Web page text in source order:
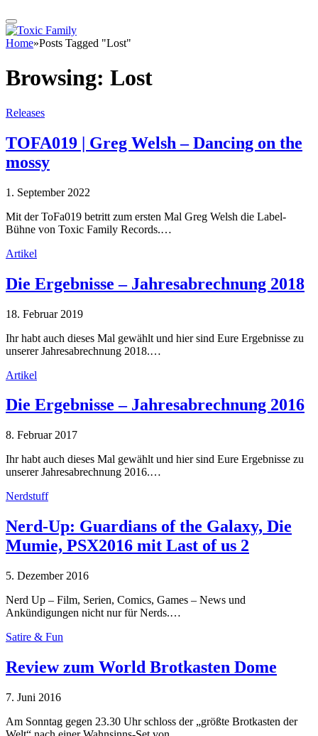
Home»Posts Tagged "Lost"
Browsing: Lost
Releases
TOFA019 | Greg Welsh – Dancing on the
mossy
1. September 2022
Mit der ToFa019 betritt zum ersten Mal Greg Welsh die Label-
Bühne von Toxic Family Records.…
Artikel
Die Ergebnisse – Jahresabrechnung 2018
18. Februar 2019
Ihr habt auch dieses Mal gewählt und hier sind Eure Ergebnisse zu
unserer Jahresabrechnung 2018.…
Artikel
Die Ergebnisse – Jahresabrechnung 2016
8. Februar 2017
Ihr habt auch dieses Mal gewählt und hier sind Eure Ergebnisse zu
unserer Jahresabrechnung 2016.…
Nerdstuff
Nerd-Up: Guardians of the Galaxy, Die
Mumie, PSX2016 mit Last of us 2
5. Dezember 2016
Nerd Up – Film, Serien, Comics, Games – News und
Ankündigungen nicht nur für Nerds.…
Satire & Fun
Review zum World Brotkasten Dome
7. Juni 2016
Am Sonntag gegen 23.30 Uhr schloss der „größte Brotkasten der